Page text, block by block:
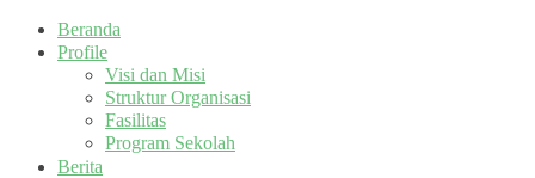
Beranda
Profile
Visi dan Misi
Struktur Organisasi
Fasilitas
Program Sekolah
Berita